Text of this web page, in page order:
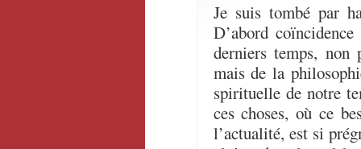
Je suis tombé par
D’abord
derniers temps, non
mais de la
spirituelle de notre
ces choses, où ce
l’actualité, est si